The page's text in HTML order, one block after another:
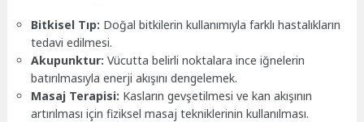
Bitkisel Tıp: Doğal bitkilerin kullanımıyla farklı hastalıkların
tedavi edilmesi.
Akupunktur: Vücutta belirli noktalara ince iğnelerin
batırılmasıyla enerji akışını dengelemek.
Masaj Terapisi: Kasların gevşetilmesi ve kan akışının
artırılması için fiziksel masaj tekniklerinin kullanılması.